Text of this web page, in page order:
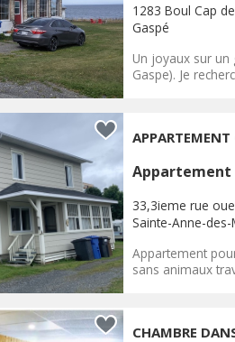
1283 Boul Cap
Gaspé
Un joyaux sur un
Gaspe). Je
Appartement
33,3ieme rue
Sainte-Anne-des-
Appartement
sans animaux
CHAMBRE